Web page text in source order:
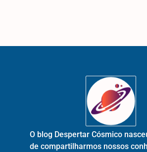
O blog Despertar Cósmico
de compartilharmos nossos